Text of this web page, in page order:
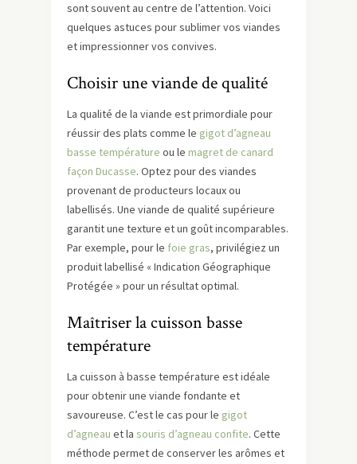
sont souvent au centre de l’attention. Voici
quelques astuces pour sublimer vos viandes
et impressionner vos convives.
Choisir une viande de qualité
La qualité de la viande est primordiale pour
réussir des plats comme le gigot d’agneau
basse température ou le magret de canard
façon Ducasse. Optez pour des viandes
provenant de producteurs locaux ou
labellisés. Une viande de qualité supérieure
garantit une texture et un goût incomparables.
Par exemple, pour le foie gras, privilégiez un
produit labellisé « Indication Géographique
Protégée » pour un résultat optimal.
Maîtriser la cuisson basse
température
La cuisson à basse température est idéale
pour obtenir une viande fondante et
savoureuse. C’est le cas pour le gigot
d’agneau et la souris d’agneau confite. Cette
méthode permet de conserver les arômes et